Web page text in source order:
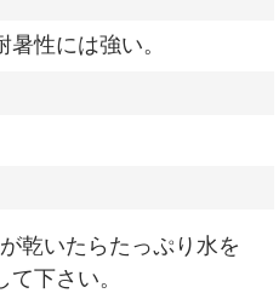
性には強い。
乾いたらたっぷり水を
下さい。